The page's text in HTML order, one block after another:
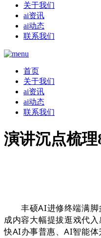
关于我们
ai资讯
ai动态
联系我们
首页
关于我们
ai资讯
ai动态
联系我们
演讲沉点梳
丰硕AI进修终端满脚多
成内容大幅提拔逛戏代
快AI办事普惠、AI智能体